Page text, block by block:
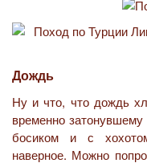
Дождь
Ну и что, что дождь
временно затонувшему
босиком и с
наверное. Можно